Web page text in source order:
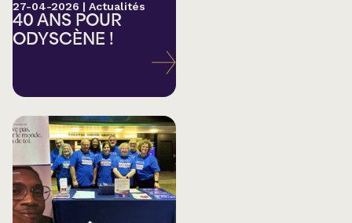
27-04-2026 | Actualités
40 ANS POUR
ODYSCÈNE !